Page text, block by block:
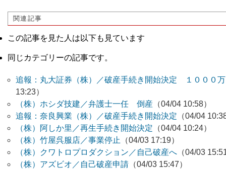
関連記事
この記事を見た人は以下も見ています
同じカテゴリーの記事です。
追報：丸大証券（株）／破産手続き開始決定 １０００
13:23）
（株）ホシダ技建／弁護士一任 倒産 （04/04 10:58）
追報：奈良興業（株）／破産手続き開始決定 （04/04
（株）阿しか里／再生手続き開始決定 （04/04 10:24）
（株）竹屋呉服店／事業停止
（04/03 17:19）
（株）クワトロプロダクション／自己破産へ （04/03
（株）アズビオ／自己破産申請 （04/03 15:47）